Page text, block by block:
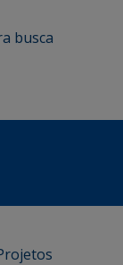
busca